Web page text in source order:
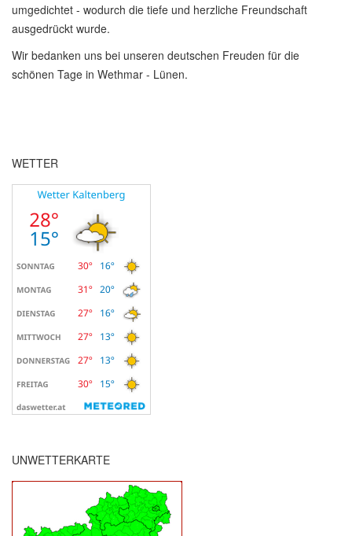
umgedichtet - wodurch die tiefe und herzliche Freundschaft
ausgedrückt wurde.
Wir bedanken uns bei unseren deutschen Freuden für die
schönen Tage in Wethmar - Lünen.
WETTER
UNWETTERKARTE